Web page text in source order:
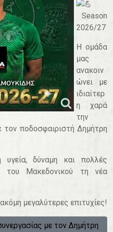
Season
2026/27
Η ομάδα
μας
ανακοιν
ώνει με
ιδιαίτερ
η χαρά
την
τον ποδοσφαιριστή Δημήτρη
υγεία, δύναμη και πολλές
του Μακεδονικού τη νέα
μεγαλύτερες επιτυχίες!
με τον Δημήτρη